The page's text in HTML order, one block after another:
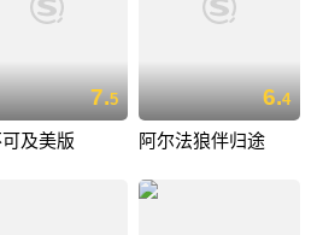
7.5
及美版
6.4
阿尔法狼伴归途